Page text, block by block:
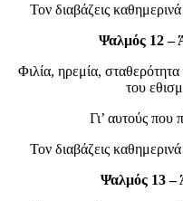
Τον διαβάζεις
Ψαλμός 12 –
Φιλία, ηρεμία,
του
Γι’ αυτούς που
Τον διαβάζεις
Ψαλμός 13 –